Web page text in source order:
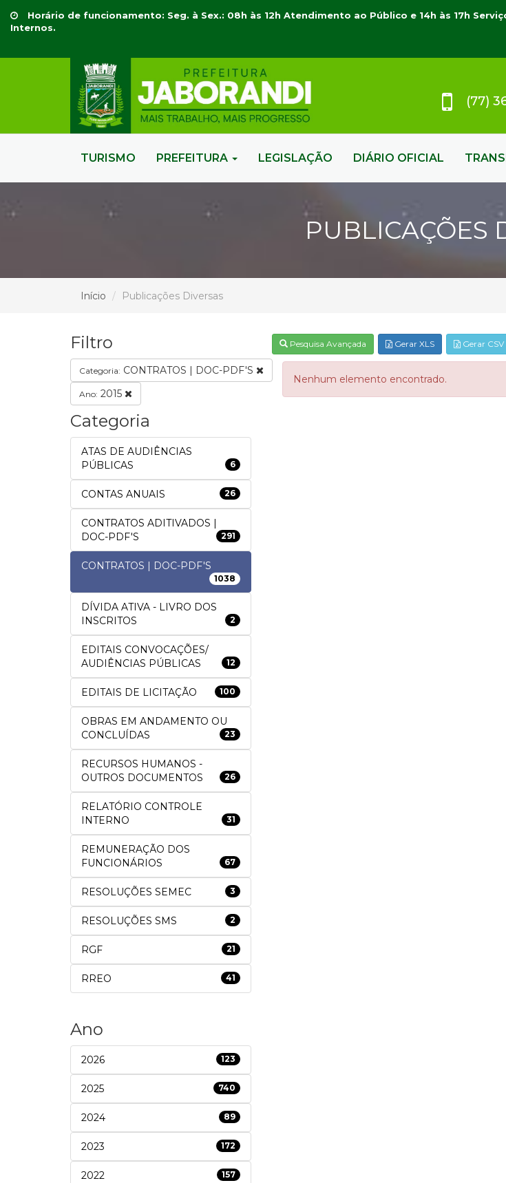
Horário de funcionamento: Seg. à Sex.: 08h às 12h Atendimento ao Público e 14h às 17h
Internos.
(77)
TURISMO PREFEITURA LEGISLAÇÃO DIÁRIO OFICIAL
PUBLICAÇÕES
Início Publicações Diversas
Filtro
Categoria: CONTRATOS | DOC-PDF'S
Ano: 2015
Categoria
ATAS DE AUDIÊNCIAS
PÚBLICAS
6
CONTAS ANUAIS 26
CONTRATOS ADITIVADOS |
DOC-PDF'S
291
CONTRATOS | DOC-PDF'S
1038
DÍVIDA ATIVA - LIVRO DOS
INSCRITOS
2
EDITAIS CONVOCAÇÕES/
AUDIÊNCIAS PÚBLICAS
12
EDITAIS DE LICITAÇÃO 100
OBRAS EM ANDAMENTO OU
CONCLUÍDAS
23
RECURSOS HUMANOS -
OUTROS DOCUMENTOS
26
RELATÓRIO CONTROLE
INTERNO
31
REMUNERAÇÃO DOS
FUNCIONÁRIOS
67
RESOLUÇÕES SEMEC 3
RESOLUÇÕES SMS 2
RGF 21
RREO 41
Ano
2026 123
2025 740
2024 89
2023 172
2022 157
Pesquisa Avançada Gerar XLS Gerar CSV
Nenhum elemento encontrado.